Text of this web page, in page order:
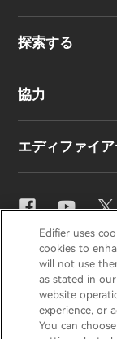
お問い合わせ
探索する
協力
販売代理店に
エディファイア
イコライザー
Snapdragon
音楽ストリ
EDIFIER
Japan / 日本語
Edifier uses
cookies to
will not use
as stated in
website
experience, or
You can